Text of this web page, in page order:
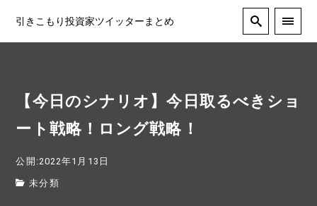
引きこもり投資家ツイッターまとめ
【今日のシナリオ】今日取るべきショ
ート戦略！ロング戦略！
公開:2022年1月13日
未分類